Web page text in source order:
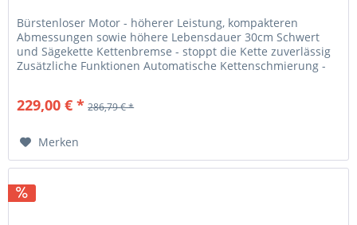
Bürstenloser Motor - höherer Leistung, kompakteren
Abmessungen sowie höhere Lebensdauer 30cm Schwert
und Sägekette Kettenbremse - stoppt die Kette zuverlässig
Zusätzliche Funktionen Automatische Kettenschmierung -
229,00 € * 286,79 € *
Merken